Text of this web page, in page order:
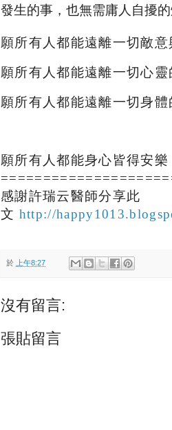
發生的事，也無需庸人自擾的
願所有人都能遠離一切敵意
願所有人都能遠離一切心靈
願所有人都能遠離一切身體
願所有人都能身心皆得安樂
感謝許瑞云醫師分享此
文 http://
於 上午8:27
沒有留言:
張貼留言